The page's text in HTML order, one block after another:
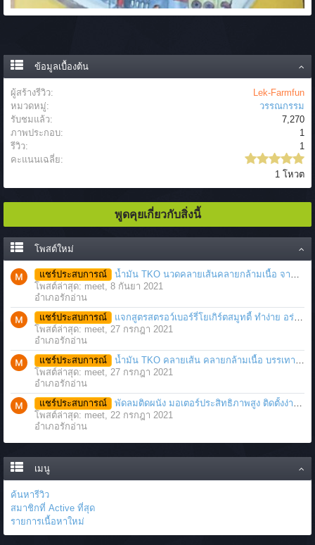
ข้อมูลเบื้องต้น
ผู้สร้างรีวิว:
Lek-Farmfun
หมวดหมู่:
วรรณกรรม
รับชมแล้ว:
7,270
ภาพประกอบ:
1
รีวิว:
1
คะแนนเฉลี่ย:
1 โหวต
พูดคุยเกี่ยวกับสิ่งนี้
โพสต์ใหม่
แชร์ประสบการณ์
น้ำมัน TKO นวดคลายเส้นคลายกล้ามเนื้อ จากภาวะตึงหรือเคล็ด บาดเจ็บ ได้อย่างฉับพลัน
โพสต์ล่าสุด: meet, 8 กันยา 2021
อำเภอรักอ่าน
แชร์ประสบการณ์
แจกสูตรสตรอว์เบอร์รี่โยเกิร์ตสมูทตี้ ทำง่าย อร่อย แค่มีเครื่องปั่นน้ำผลไม้
โพสต์ล่าสุด: meet, 27 กรกฎา 2021
อำเภอรักอ่าน
แชร์ประสบการณ์
น้ำมัน TKO คลายเส้น คลายกล้ามเนื้อ บรรเทาอาการบาดเจ็บโดยฉับพลัน
โพสต์ล่าสุด: meet, 27 กรกฎา 2021
อำเภอรักอ่าน
แชร์ประสบการณ์
พัดลมติดผนัง มอเตอร์ประสิทธิภาพสูง ติดตั้งง่าย ประหยัดพื้นที่
โพสต์ล่าสุด: meet, 22 กรกฎา 2021
อำเภอรักอ่าน
เมนู
ค้นหารีวิว
สมาชิกที่ Active ที่สุด
รายการเนื้อหาใหม่